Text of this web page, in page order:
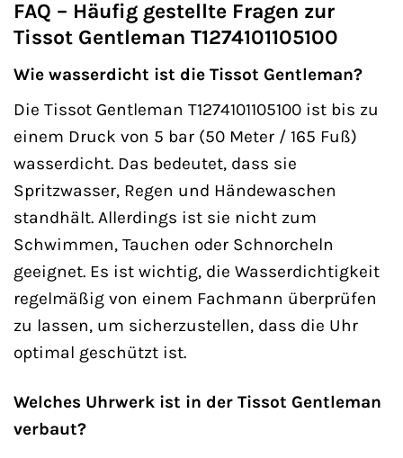
FAQ – Häufig gestellte Fragen zur
Tissot Gentleman T1274101105100
Wie wasserdicht ist die Tissot Gentleman?
Die Tissot Gentleman T1274101105100 ist bis zu
einem Druck von 5 bar (50 Meter / 165 Fuß)
wasserdicht. Das bedeutet, dass sie
Spritzwasser, Regen und Händewaschen
standhält. Allerdings ist sie nicht zum
Schwimmen, Tauchen oder Schnorcheln
geeignet. Es ist wichtig, die Wasserdichtigkeit
regelmäßig von einem Fachmann überprüfen
zu lassen, um sicherzustellen, dass die Uhr
optimal geschützt ist.
Welches Uhrwerk ist in der Tissot Gentleman
verbaut?